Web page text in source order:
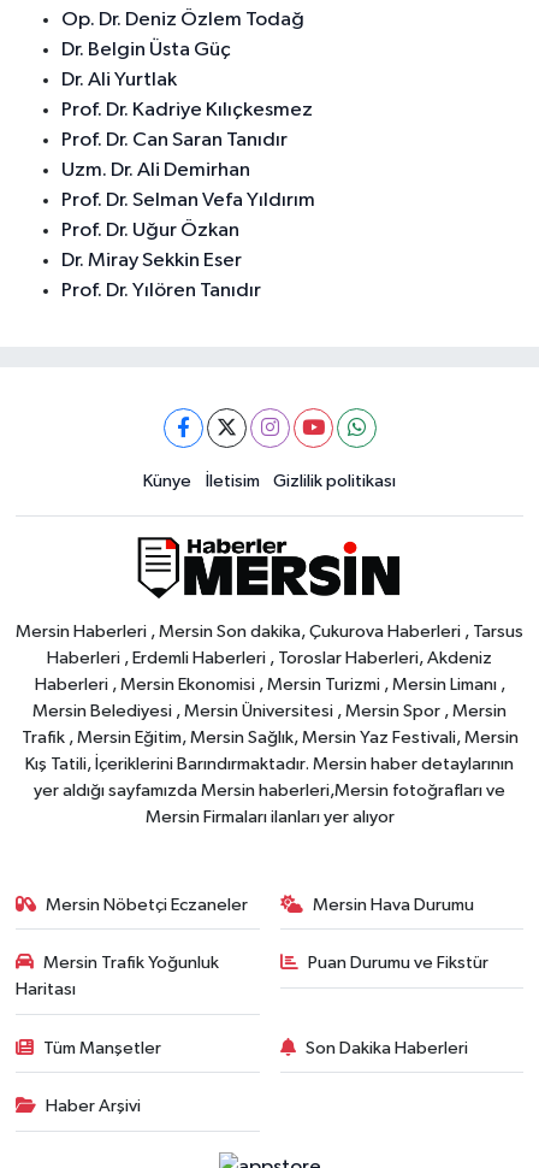
Op. Dr. Deniz Özlem Todağ
Dr. Belgin Üsta Güç
Dr. Ali Yurtlak
Prof. Dr. Kadriye Kılıçkesmez
Prof. Dr. Can Saran Tanıdır
Uzm. Dr. Ali Demirhan
Prof. Dr. Selman Vefa Yıldırım
Prof. Dr. Uğur Özkan
Dr. Miray Sekkin Eser
Prof. Dr. Yılören Tanıdır
Künye İletisim Gizlilik politikası
Mersin Haberleri , Mersin Son dakika, Çukurova Haberleri , Tarsus
Haberleri , Erdemli Haberleri , Toroslar Haberleri, Akdeniz
Haberleri , Mersin Ekonomisi , Mersin Turizmi , Mersin Limanı ,
Mersin Belediyesi , Mersin Üniversitesi , Mersin Spor , Mersin
Trafik , Mersin Eğitim, Mersin Sağlık, Mersin Yaz Festivali, Mersin
Kış Tatili, İçeriklerini Barındırmaktadır. Mersin haber detaylarının
yer aldığı sayfamızda Mersin haberleri,Mersin fotoğrafları ve
Mersin Firmaları ilanları yer alıyor
Mersin Nöbetçi Eczaneler Mersin Hava Durumu
Mersin Trafik Yoğunluk
Haritası
Puan Durumu ve Fikstür
Tüm Manşetler Son Dakika Haberleri
Haber Arşivi